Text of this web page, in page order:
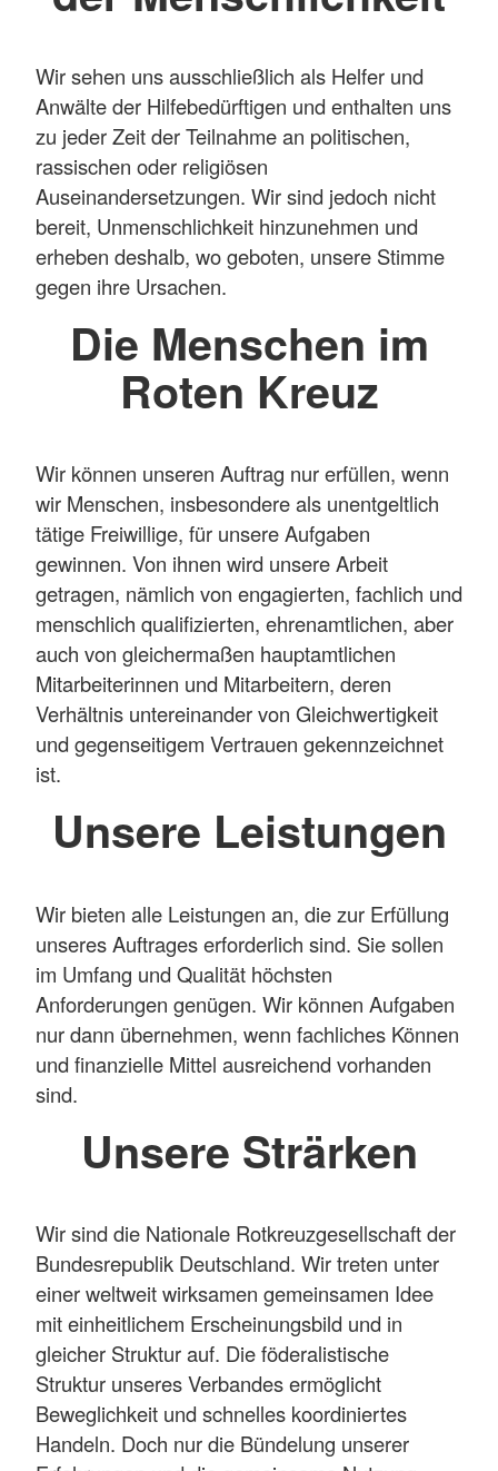
Wir sehen uns ausschließlich als Helfer und
Anwälte der Hilfebedürftigen und enthalten uns
zu jeder Zeit der Teilnahme an politischen,
rassischen oder religiösen
Auseinandersetzungen. Wir sind jedoch nicht
bereit, Unmenschlichkeit hinzunehmen und
erheben deshalb, wo geboten, unsere Stimme
gegen ihre Ursachen.
Die Menschen im
Roten Kreuz
Wir können unseren Auftrag nur erfüllen, wenn
wir Menschen, insbesondere als unentgeltlich
tätige Freiwillige, für unsere Aufgaben
gewinnen. Von ihnen wird unsere Arbeit
getragen, nämlich von engagierten, fachlich und
menschlich qualifizierten, ehrenamtlichen, aber
auch von gleichermaßen hauptamtlichen
Mitarbeiterinnen und Mitarbeitern, deren
Verhältnis untereinander von Gleichwertigkeit
und gegenseitigem Vertrauen gekennzeichnet
ist.
Unsere Leistungen
Wir bieten alle Leistungen an, die zur Erfüllung
unseres Auftrages erforderlich sind. Sie sollen
im Umfang und Qualität höchsten
Anforderungen genügen. Wir können Aufgaben
nur dann übernehmen, wenn fachliches Können
und finanzielle Mittel ausreichend vorhanden
sind.
Unsere Strärken
Wir sind die Nationale Rotkreuzgesellschaft der
Bundesrepublik Deutschland. Wir treten unter
einer weltweit wirksamen gemeinsamen Idee
mit einheitlichem Erscheinungsbild und in
gleicher Struktur auf. Die föderalistische
Struktur unseres Verbandes ermöglicht
Beweglichkeit und schnelles koordiniertes
Handeln. Doch nur die Bündelung unserer